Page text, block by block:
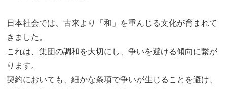
日本社会では、古来より「和」を重んじる文化が育まれて
きました。
これは、集団の調和を大切にし、争いを避ける傾向に繋が
ります。
契約においても、細かな条項で争いが生じることを避け、